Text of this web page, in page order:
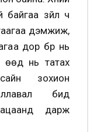
байгаа зүйл ч
дэмжиж,
дор бүр нь
өөд нь татах
зохион
бид
дарж